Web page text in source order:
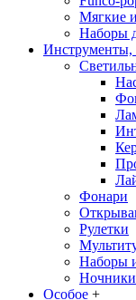
Мягкие
Наборы
Инструменты,
Фонари
Рулетки
Наборы
Ночники
Особое +